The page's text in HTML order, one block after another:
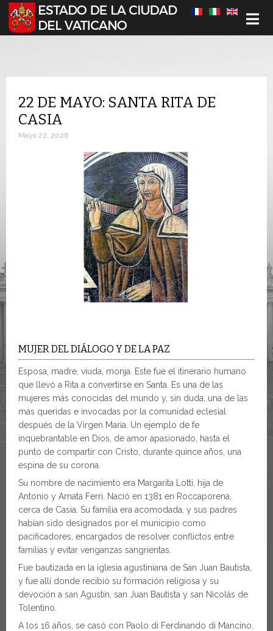
Seleccione su idioma
22 DE MAYO: SANTA RITA DE
CASIA
Mayo 22, 2026
MUJER DEL DIÁLOGO Y DE LA PAZ
Esposa, madre, viuda, monja. Este fue el itinerario humano
que llevó a Rita a convertirse en Santa. Es una de las
mujeres más conocidas del mundo y, sin duda, una de las
más queridas e invocadas por la comunidad eclesial
después de la Virgen María. Un ejemplo de fe
inquebrantable en Dios, de amor apasionado, hasta el
punto de compartir con Cristo, durante quince años, una
espina de su corona.
Su nombre de nacimiento era Margarita Lotti, hija de
Antonio y Amata Ferri. Nació en 1381 en Roccaporena,
cerca de Casia. Su familia era acomodada, y sus padres
habían sido designados por el municipio como
pacificadores, encargados de resolver conflictos entre
familias y evitar venganzas sangrientas.
Fue bautizada en la iglesia agustiniana de San Juan Bautista,
y fue allí donde recibió su formación religiosa y su
devoción a san Agustín, san Juan Bautista y san Nicolás de
Tolentino.
A los 16 años, se casó con Paolo di Ferdinando di Mancino,